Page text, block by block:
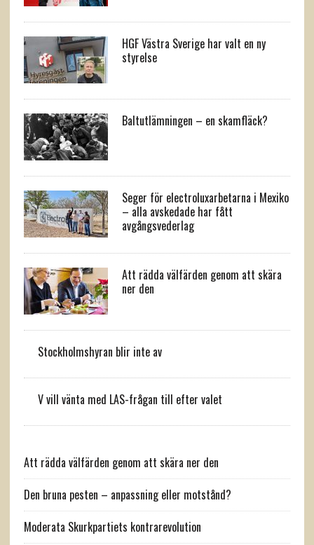
HGF Västra Sverige har valt en ny
styrelse
Baltutlämningen – en skamfläck?
Seger för electroluxarbetarna i Mexiko
– alla avskedade har fått
avgångsvederlag
Att rädda välfärden genom att skära
ner den
Stockholmshyran blir inte av
V vill vänta med LAS-frågan till efter valet
Att rädda välfärden genom att skära ner den
Den bruna pesten – anpassning eller motstånd?
Moderata Skurkpartiets kontrarevolution